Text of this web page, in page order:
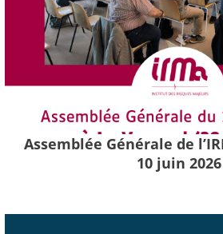
Assemblée Générale de
10 juin 2026